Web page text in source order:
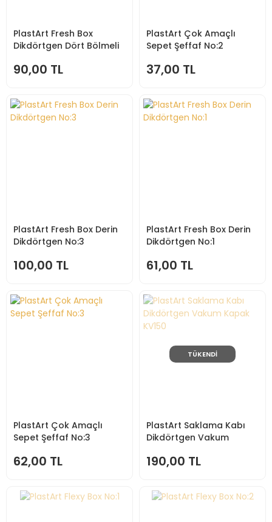
PlastArt Fresh Box
Dikdörtgen Dört Bölmeli
90,00 TL
PlastArt Çok Amaçlı
Sepet Şeffaf No:2
37,00 TL
PlastArt Fresh Box Derin
Dikdörtgen No:3
100,00 TL
PlastArt Fresh Box Derin
Dikdörtgen No:1
61,00 TL
PlastArt Çok Amaçlı
Sepet Şeffaf No:3
62,00 TL
TÜKENDİ
PlastArt Saklama Kabı
Dikdörtgen Vakum
190,00 TL